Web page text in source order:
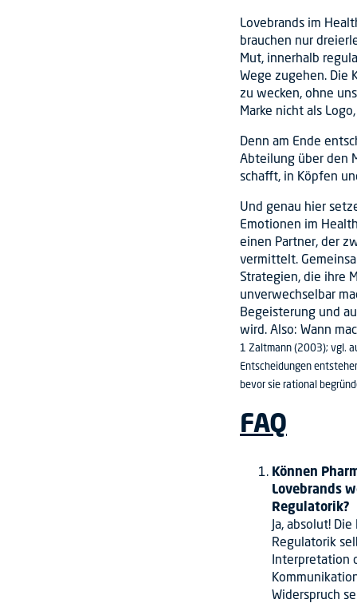
Lovebrands im
brauchen nur
Mut, innerhalb
Wege zugehen. Die
zu wecken, ohne
Marke nicht als
Denn am Ende
Abteilung über den
schafft, in Köpfen
Und genau hier
Emotionen im
einen Partner, der
vermittelt.
Strategien, die ihre
unverwechselbar
Begeisterung und
wird. Also: Wann
1 Zaltmann (2003); vgl.
Entscheidungen
bevor sie rational
FAQ
Können
Lovebrands
Regulatorik?
Ja, absolut!
Regulatorik
Interpretation
Widerspruch